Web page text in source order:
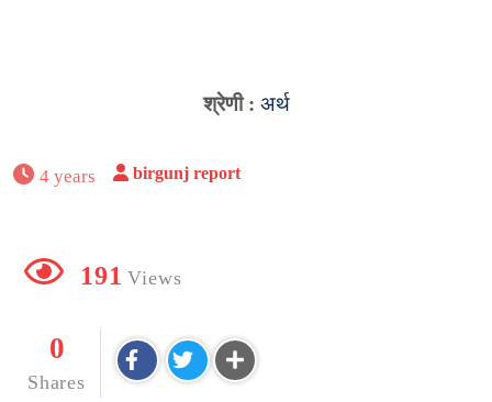
श्रेणी : अर्थ
4 years birgunj report
191 Views
0
Shares